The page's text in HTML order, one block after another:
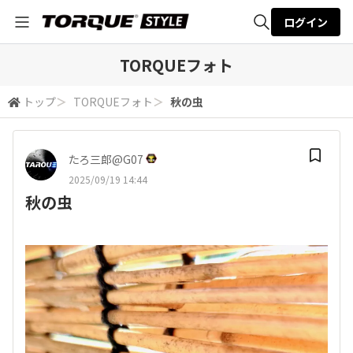
検索
ログイン
TORQUEフォト
トップ＞ TORQUEフォト ＞ 秋の虫
たろ三郎@G07
2025/09/19 14:44
秋の虫